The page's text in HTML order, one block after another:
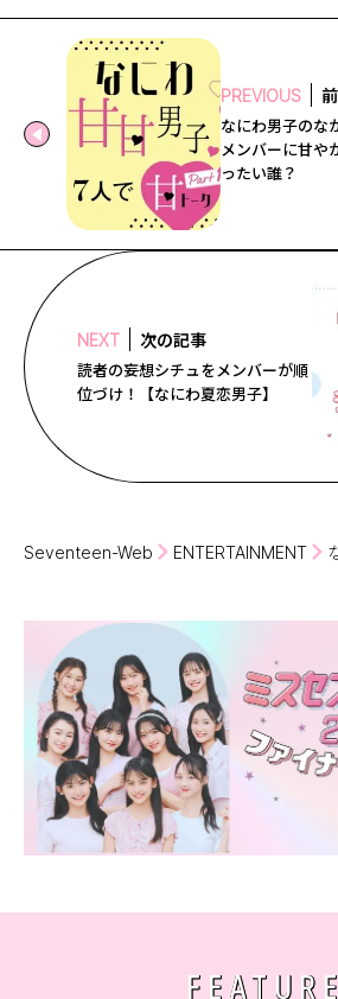
PREVIOUS
なにわ男子のな
メンバーに甘や
ったい誰？
NEXT 次の記事
読者の妄想シチュをメンバーが順
位づけ！【なにわ夏恋男子】
Seventeen-Web ENTERTAINMENT
FEATURE